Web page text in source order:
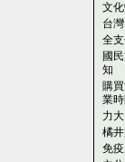
文
台
全
國
知
購
業
力
橘
免